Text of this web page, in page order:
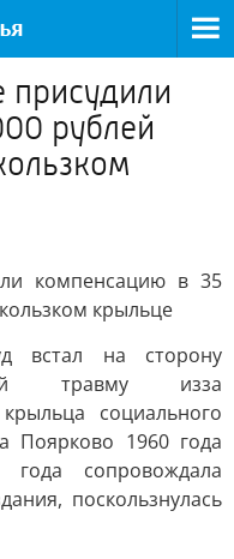
присудили
рублей
компенсацию в 35
крыльце
встал на сторону
травму изза
социального
Поярково 1960 года
сопровождала
поскользнулась